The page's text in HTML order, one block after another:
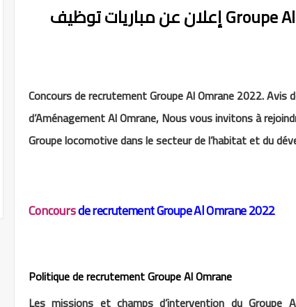
مجموعة التهيئة العمران Groupe Al Omrane إعلان عن مباريات توظيف
Concours de recrutement Groupe Al Omrane 2022.
d’Aménagement Al Omrane, Nous vous invitons à
Groupe locomotive dans le secteur de l’habitat et du
Concoursde recrutement Groupe Al Omrane 2022
Politique de recrutement Groupe Al Omrane
Les missions et champs d’intervention du